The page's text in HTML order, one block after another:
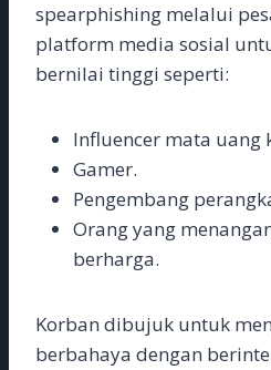
spearphishing melalui
platform media sosial
bernilai tinggi seperti:
Influencer mata uang
Gamer.
Pengembang
Orang yang
berharga.
Korban dibujuk untuk
berbahaya dengan